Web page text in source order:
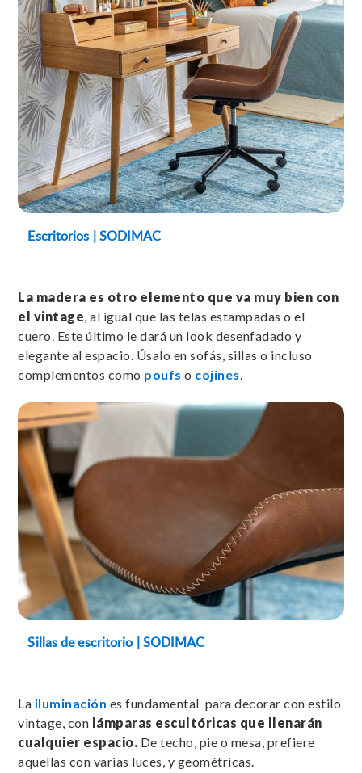
Escritorios | SODIMAC
La madera es otro elemento que va muy bien con
el vintage, al igual que las telas estampadas o el
cuero. Este último le dará un look desenfadado y
elegante al espacio. Úsalo en sofás, sillas o incluso
complementos como poufs o cojines.
Sillas de escritorio | SODIMAC
La iluminación es fundamental para decorar con estilo
vintage, con lámparas escultóricas que llenarán
cualquier espacio. De techo, pie o mesa, prefiere
aquellas con varias luces, y geométricas.